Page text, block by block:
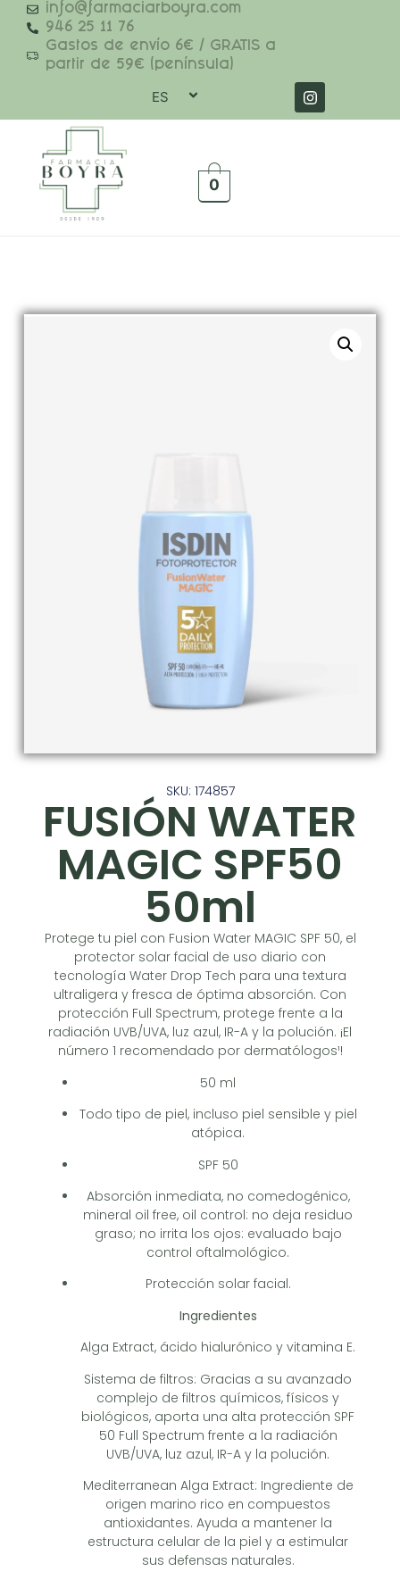
info@farmaciarboyra.com
946 25 11 76
Gastos de envío 6€ / GRATIS a
partir de 59€ (península)
ES
0
SKU: 174857
FUSIÓN WATER
MAGIC SPF50
50ml
Protege tu piel con Fusion Water MAGIC SPF 50, el
protector solar facial de uso diario con
tecnología Water Drop Tech para una textura
ultraligera y fresca de óptima absorción. Con
protección Full Spectrum, protege frente a la
radiación UVB/UVA, luz azul, IR-A y la polución. ¡El
número 1 recomendado por dermatólogos¹!
50 ml
Todo tipo de piel, incluso piel sensible y piel
atópica.
SPF 50
Absorción inmediata, no comedogénico,
mineral oil free, oil control: no deja residuo
graso; no irrita los ojos: evaluado bajo
control oftalmológico.
Protección solar facial.
Ingredientes
Alga Extract, ácido hialurónico y vitamina E.
Sistema de filtros: Gracias a su avanzado
complejo de filtros químicos, físicos y
biológicos, aporta una alta protección SPF
50 Full Spectrum frente a la radiación
UVB/UVA, luz azul, IR-A y la polución.
Mediterranean Alga Extract: Ingrediente de
origen marino rico en compuestos
antioxidantes. Ayuda a mantener la
estructura celular de la piel y a estimular
sus defensas naturales.